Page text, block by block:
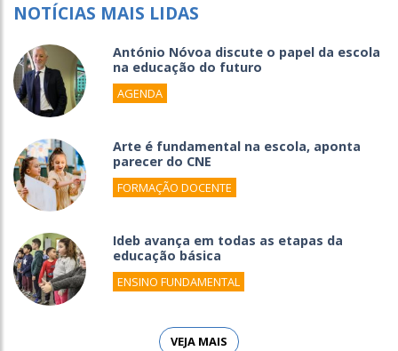
NOTÍCIAS MAIS LIDAS
António Nóvoa discute o papel da escola
na educação do futuro
AGENDA
Arte é fundamental na escola, aponta
parecer do CNE
FORMAÇÃO DOCENTE
Ideb avança em todas as etapas da
educação básica
ENSINO FUNDAMENTAL
VEJA MAIS